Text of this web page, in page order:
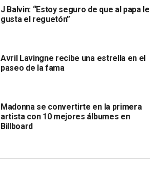
J Balvin: “Estoy seguro de que al papa le
gusta el reguetón”
Avril Lavingne recibe una estrella en el
paseo de la fama
Madonna se convertirte en la primera
artista con 10 mejores álbumes en
Billboard